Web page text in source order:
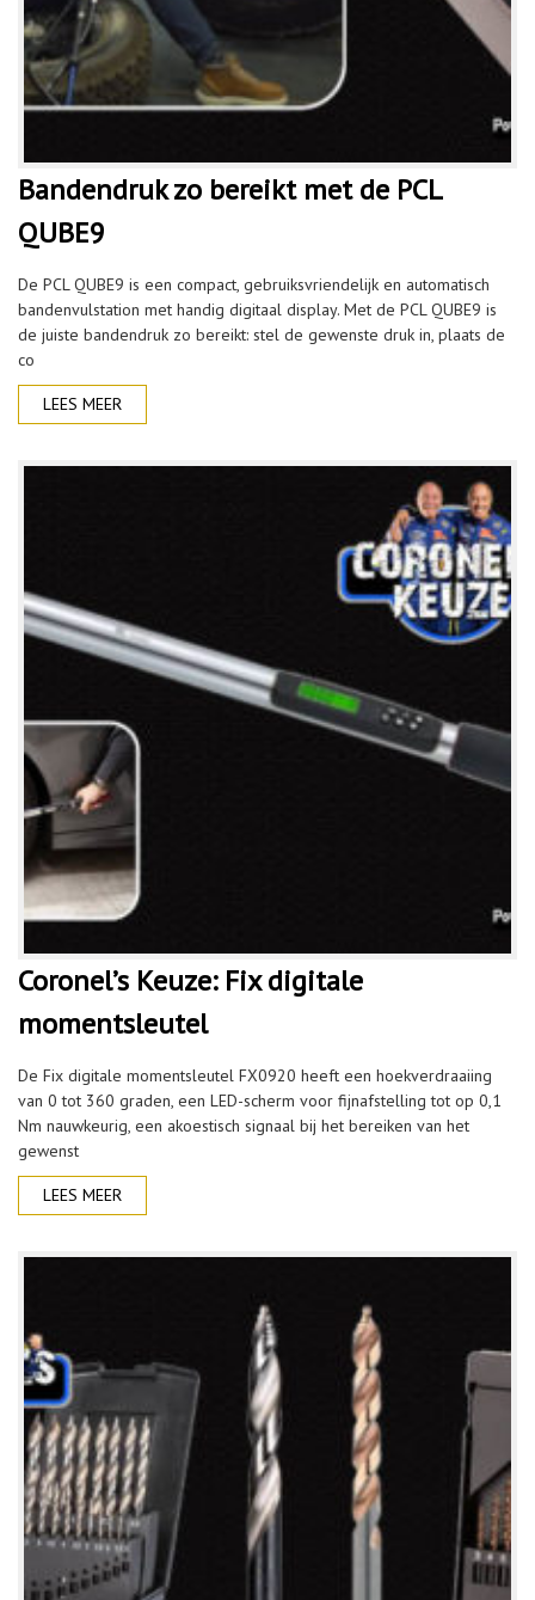
Bandendruk zo bereikt met de PCL
QUBE9
De PCL QUBE9 is een compact, gebruiksvriendelijk en automatisch
bandenvulstation met handig digitaal display. Met de PCL QUBE9 is
de juiste bandendruk zo bereikt: stel de gewenste druk in, plaats de
co
LEES MEER
Coronel’s Keuze: Fix digitale
momentsleutel
De Fix digitale momentsleutel FX0920 heeft een hoekverdraaiing
van 0 tot 360 graden, een LED-scherm voor fijnafstelling tot op 0,1
Nm nauwkeurig, een akoestisch signaal bij het bereiken van het
gewenst
LEES MEER